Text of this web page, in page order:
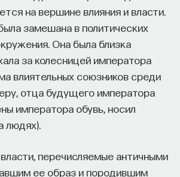
на вершине влияния и власти.
замешана в политических
Она была близка
за колесницей императора
влиятельных союзников среди
отца будущего императора
императора обувь, носил
людях).
перечисляемые античными
ее образ и породившим